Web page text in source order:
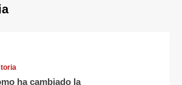
ha cambiado la